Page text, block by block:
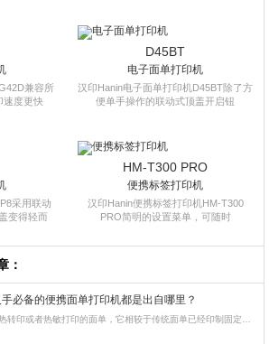
兼容所
速度更快
D45BT
电子面单打印机
汉印Hanin电子面单打印机D45BT除了方
便单手操作的联动式顶盖开启钮
采用联动
变得轻而
HM-T300 PRO
便携标签打印机
汉印Hanin便携标签打印机HM-T300
PRO简明的设置菜单，可随时
：
必备的便携面单打印机都是出自哪里？